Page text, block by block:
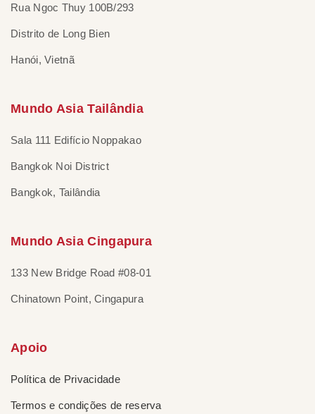
Rua Ngoc Thuy 100B/293
Distrito de Long Bien
Hanói, Vietnã
Mundo Asia Tailândia
Sala 111 Edifício Noppakao
Bangkok Noi District
Bangkok, Tailândia
Mundo Asia Cingapura
133 New Bridge Road #08-01
Chinatown Point, Cingapura
Apoio
Política de Privacidade
Termos e condições de reserva